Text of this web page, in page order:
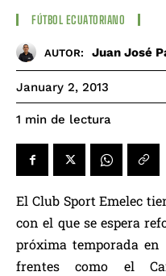
FÚTBOL ECUATORIANO
AUTOR: Juan José
January 2, 2013
1 min de lectura
El Club Sport Emelec
con el que se espera
próxima temporada
frentes como el